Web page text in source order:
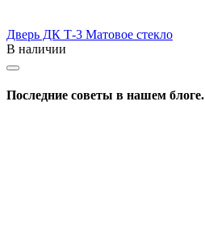
Дверь ДК Т-3 Матовое стекло
В наличии
Последние советы в нашем блоге.